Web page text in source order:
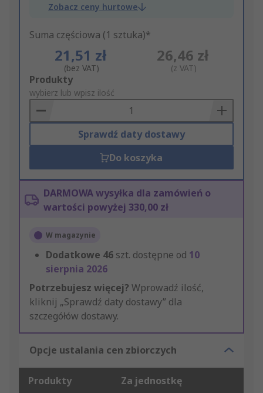
Zobacz ceny hurtowe
Suma częściowa (1 sztuka)*
21,51 zł
(bez VAT)
26,46 zł
(z VAT)
Add
to
Basket
Produkty
wybierz lub wpisz ilość
Sprawdź daty dostawy
Do koszyka
DARMOWA wysyłka dla zamówień o
wartości powyżej 330,00 zł
W magazynie
Dodatkowe 46 szt. dostępne od 10
sierpnia 2026
Potrzebujesz więcej? Wprowadź ilość,
kliknij „Sprawdź daty dostawy” dla
szczegółów dostawy.
Opcje ustalania cen zbiorczych
Produkty Za jednostkę